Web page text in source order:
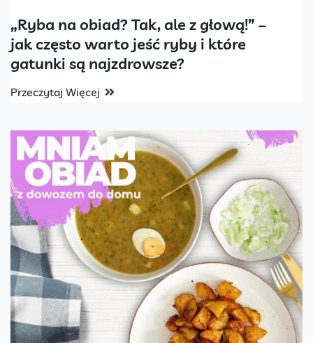
„Ryba na obiad? Tak, ale z głową!” –
jak często warto jeść ryby i które
gatunki są najzdrowsze?
Przeczytaj Więcej